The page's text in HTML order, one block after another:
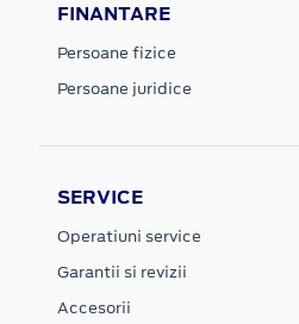
FINANTARE
Persoane fizice
Persoane juridice
SERVICE
Operatiuni service
Garantii si revizii
Accesorii